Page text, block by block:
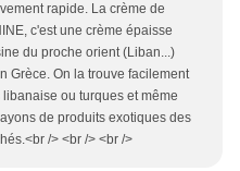
rapide. La crème de
c'est une crème épaisse
du proche orient (Liban...)
Grèce. On la trouve facilement
ou turques et même
de produits exotiques des
/> <br /> <br />